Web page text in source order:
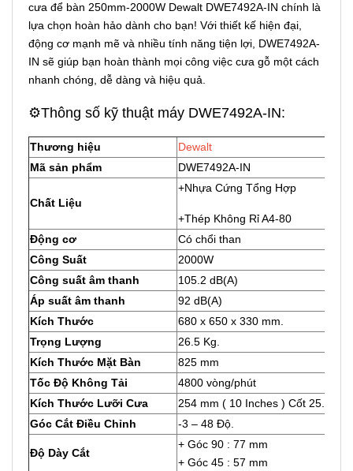
cưa để bàn 250mm-2000W Dewalt DWE7492A-IN chính là
lựa chọn hoàn hảo dành cho bạn! Với thiết kế hiện đại,
động cơ mạnh mẽ và nhiều tính năng tiện lợi, DWE7492A-
IN sẽ giúp bạn hoàn thành mọi công việc cưa gỗ một cách
nhanh chóng, dễ dàng và hiệu quả.
⚙️Thông số kỹ thuật máy DWE7492A-IN:
Thương hiệu
Dewalt
Mã sản phẩm
DWE7492A-IN
Chất Liệu
+Nhựa Cứng Tổng Hợp
+Thép Không Rỉ A4-80
Động cơ
Có chổi than
Công Suất
2000W
Công suất âm thanh
105.2 dB(A)
Áp suất âm thanh
92 dB(A)
Kích Thước
680 x 650 x 330 mm.
Trọng Lượng
26.5 Kg.
Kích Thước Mặt Bàn
825 mm
Tốc Độ Không Tải
4800 vòng/phút
Kích Thước Lưỡi Cưa
254 mm ( 10 Inches ) Cốt 25.4
Góc Cắt Điều Chỉnh
-3 – 48 Độ.
Độ Dày Cắt
+ Góc 90 : 77 mm
+ Góc 45 : 57 mm